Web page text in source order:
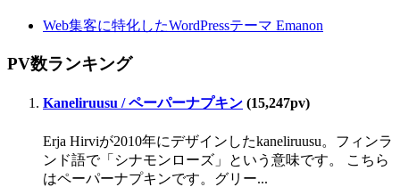
Web集客に特化したWordPressテーマ Emanon
PV数ランキング
Kaneliruusu / ペーパーナプキン (15,247pv)
Erja Hirviが2010年にデザインしたkaneliruusu。フィンラ
ンド語で「シナモンローズ」という意味です。 こちら
はペーパーナプキンです。グリー...